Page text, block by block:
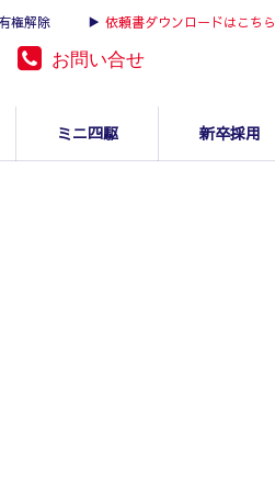
お問い合せ
ミニ四駆 新卒採用
権解除 ▶ 依頼書ダウンロードはこちら